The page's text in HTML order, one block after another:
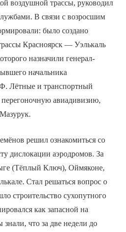
воздушной трассы, руководил
В связи с возросшим
было создано
Красноярск — Уэлькаль
назначили генерал-
начальника
Лётные и транспортный
авиадивизию,
решил ознакомиться со
дислокации аэродромов. За
(Тёплый Ключ), Оймяконе,
Стал решаться вопрос о
строительство сухопутного
как запасной на
что за две недели до